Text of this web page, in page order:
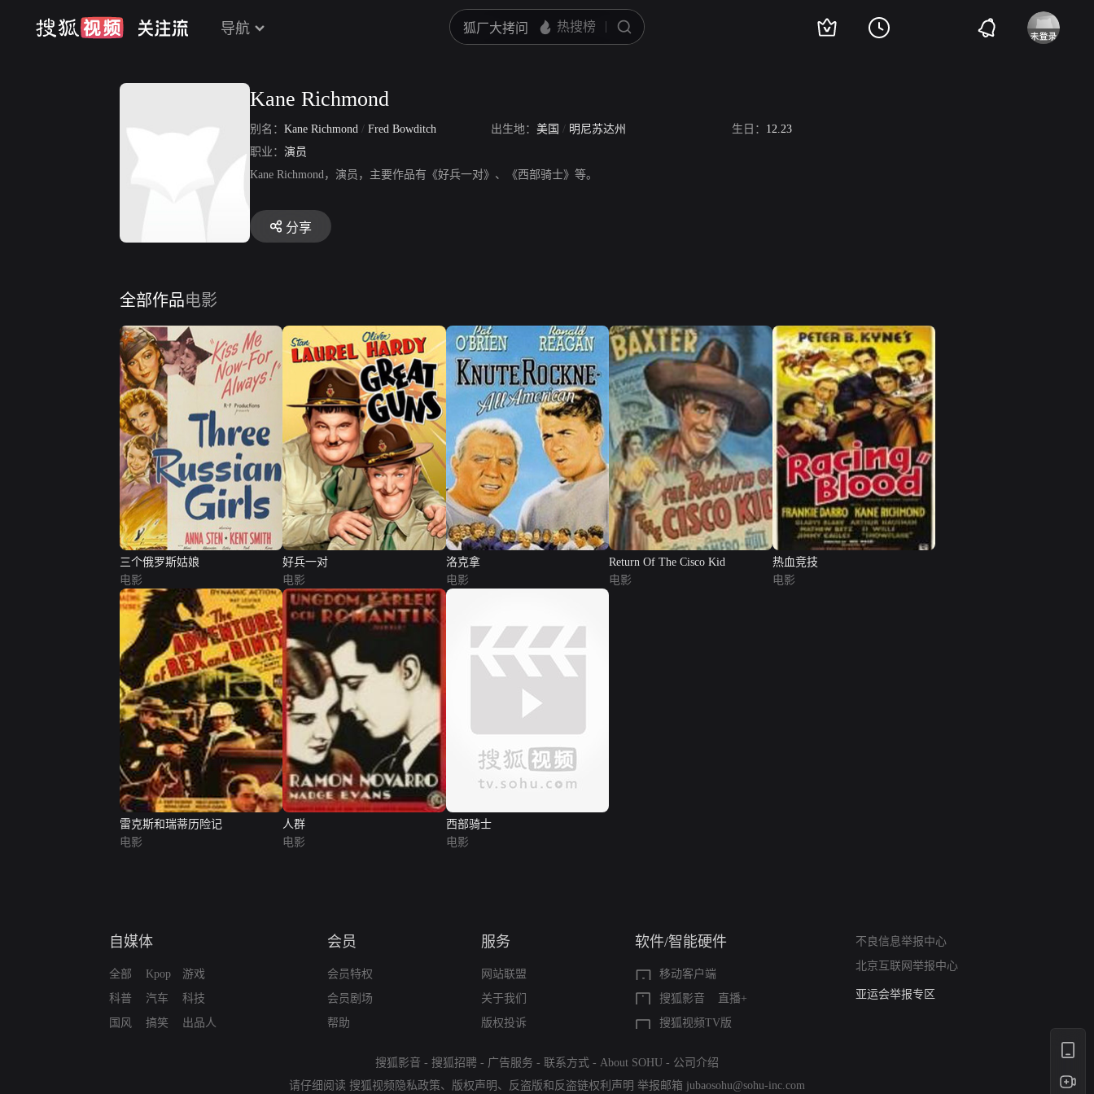
导航
Kane Richmond
别名： Kane Richmond / Fred Bowditch 出生地： 美国 / 明尼苏达州 生日： 12.23
职业： 演员
Kane Richmond，演员，主要作品有《好兵一对》、《西部骑士》等。
分享
全部作品电影
三个俄罗斯姑娘
电影
好兵一对
电影
洛克拿
电影
Return Of The Cisco Kid
电影
热血竞技
电影
雷克斯和瑞蒂历险记
电影
人群
电影
西部骑士
电影
自媒体
全部
科普
国风
Kpop
汽车
搞笑
游戏
科技
出品人
会员
会员特权
会员剧场
帮助
服务
网站联盟
关于我们
版权投诉
软件/智能硬件
移动客户端
搜狐影音
直播+
搜狐视频TV版
不良信息举报中心
北京互联网举报中心
算法推荐专项举报
亚运会举报专区
搜狐影音 - 搜狐招聘 - 广告服务 - 联系方式 - About SOHU - 公司介绍
请仔细阅读 搜狐视频隐私政策、 版权声明 、 反盗版和反盗链权利声明 举报邮箱 jubaosohu@sohu-inc.com